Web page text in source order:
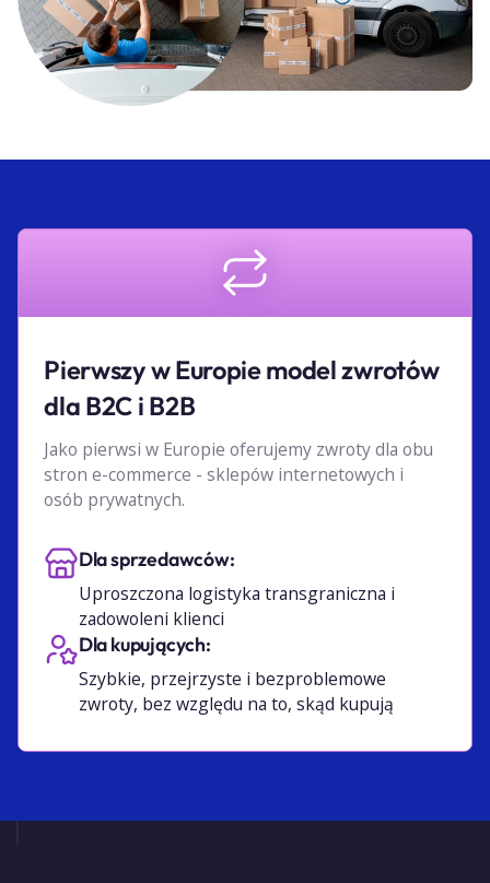
Pierwszy w Europie model zwrotów
dla B2C i B2B
Jako pierwsi w Europie oferujemy zwroty dla obu
stron e-commerce - sklepów internetowych i
osób prywatnych.
Dla sprzedawców:
Uproszczona logistyka transgraniczna i
zadowoleni klienci
Dla kupujących:
Szybkie, przejrzyste i bezproblemowe
zwroty, bez względu na to, skąd kupują